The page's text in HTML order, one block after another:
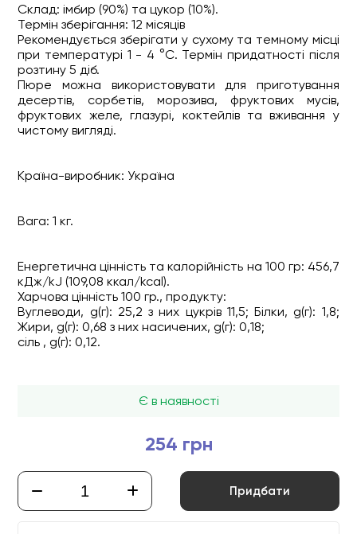
Склад: імбир (90%) та цукор (10%).
Термін зберігання: 12 місяців
Рекомендується зберігати у сухому та темному місці
при температурі 1 - 4 °C. Термін придатності після
розтину 5 діб.
Пюре можна використовувати для приготування
десертів, сорбетів, морозива, фруктових мусів,
фруктових желе, глазурі, коктейлів та вживання у
чистому вигляді.
Країна-виробник: Україна
Вага: 1 кг.
Енергетична цінність та калорійність на 100 гр: 456,7
кДж/kJ (109,08 ккал/kcal).
Харчова цінність 100 гр., продукту:
Вуглеводи, g(г): 25,2 з них цукрів 11,5; Білки, g(г): 1,8;
Жири, g(г): 0,68 з них насичених, g(г): 0,18;
сіль , g(г): 0,12.
Є в наявності
254 грн
Придбати